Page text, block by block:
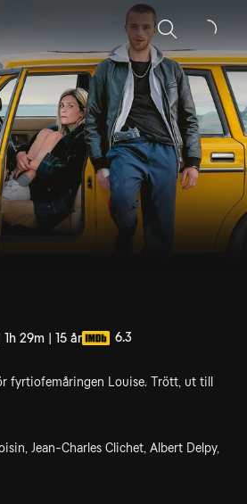
Sök
29m | 15 år 6.3
fyrtiofemåringen Louise. Trött, ut till
Jean-Charles Clichet, Albert Delpy,